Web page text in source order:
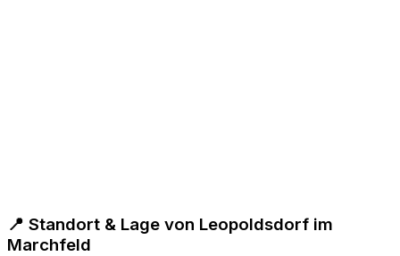
📍 Standort & Lage von Leopoldsdorf im
Marchfeld